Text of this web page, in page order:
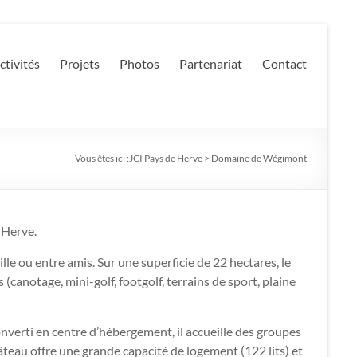
Projets Photos Partenariat Contact
Vous êtes ici :JCI Pays de Herve > Domaine de Wégimont
ou entre amis. Sur une superficie de 22 hectares, le
(canotage, mini-golf, footgolf, terrains de sport, plaine
en centre d’hébergement, il accueille des groupes
offre une grande capacité de logement (122 lits) et